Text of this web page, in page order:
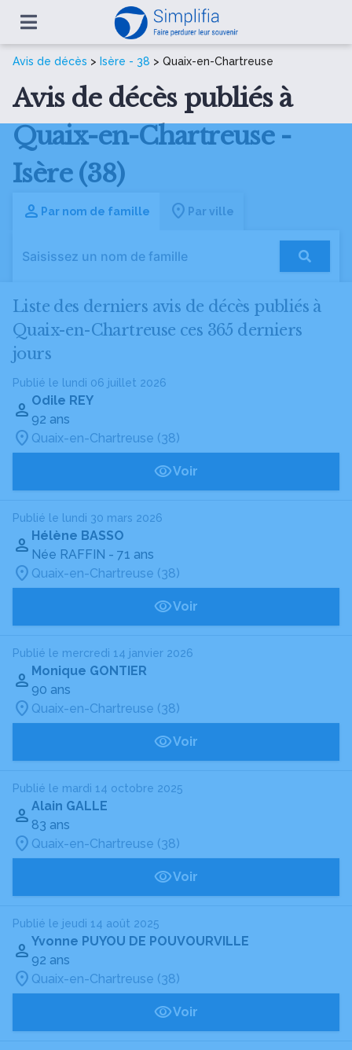
Avis de décès > Isère - 38 > Quaix-en-Chartreuse
Avis de décès publiés à
Quaix-en-Chartreuse -
Isère (38)
Par nom de famille Par ville
Liste des derniers avis de décès publiés à
Quaix-en-Chartreuse ces 365 derniers
jours
Publié le lundi 06 juillet 2026
Odile REY
92 ans
Quaix-en-Chartreuse (38)
Voir
Publié le lundi 30 mars 2026
Hélène BASSO
Née RAFFIN - 71 ans
Quaix-en-Chartreuse (38)
Voir
Publié le mercredi 14 janvier 2026
Monique GONTIER
90 ans
Quaix-en-Chartreuse (38)
Voir
Publié le mardi 14 octobre 2025
Alain GALLE
83 ans
Quaix-en-Chartreuse (38)
Voir
Publié le jeudi 14 août 2025
Yvonne PUYOU DE POUVOURVILLE
92 ans
Quaix-en-Chartreuse (38)
Voir